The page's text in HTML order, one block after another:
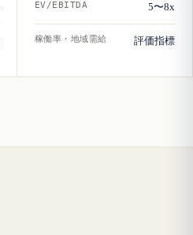
EV/EBITDA 5〜8x
稼働率・地域需給 評価指標